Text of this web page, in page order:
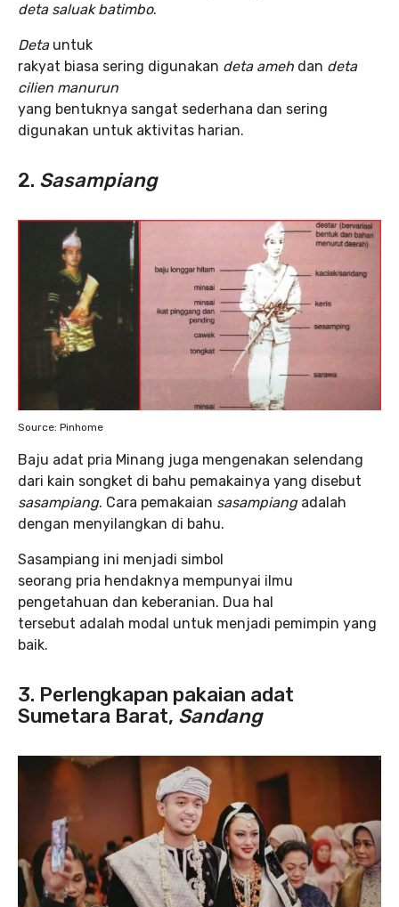
deta saluak batimbo.
Detauntuk
rakyat biasa sering digunakan deta ameh dan deta
cilien manurun
yang bentuknya sangat sederhana dan sering
digunakan untuk aktivitas harian.
2. Sasampiang
Source: Pinhome
Baju adat pria Minang juga mengenakan selendang
dari kain songket di bahu pemakainya yang disebut
sasampiang. Cara pemakaian sasampiangadalah
dengan menyilangkan di bahu.
Sasampiang ini menjadi simbol
seorang pria hendaknya mempunyai ilmu
pengetahuan dan keberanian. Dua hal
tersebut adalah modal untuk menjadi pemimpin yang
baik.
3. Perlengkapan pakaian adat
Sumetara Barat, Sandang